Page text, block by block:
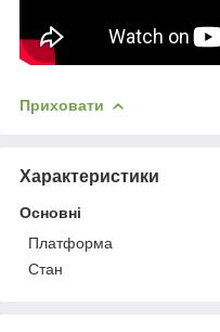
Приховати
Характеристики
Основні
Платформа
Стан